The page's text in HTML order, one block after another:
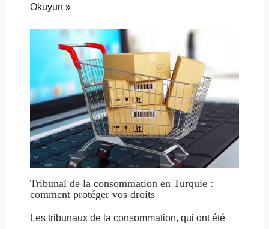
Okuyun »
Tribunal de la consommation en Turquie :
comment protéger vos droits
Les tribunaux de la consommation, qui ont été